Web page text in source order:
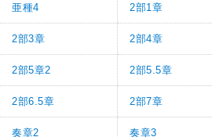
亜種4 2部1章
2部3章 2部4章
2部5章2 2部5.5章
2部6.5章 2部7章
奏章2 奏章3